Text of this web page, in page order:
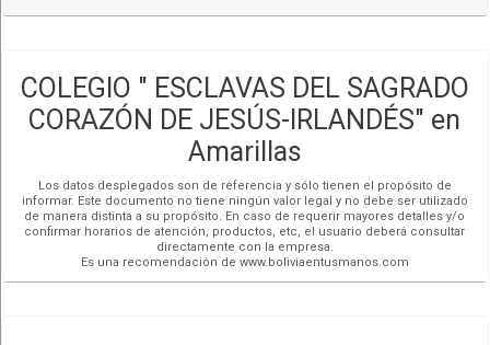
COLEGIO " ESCLAVAS DEL SAGRADO
CORAZÓN DE JESÚS-IRLANDÉS" en
Amarillas
Los datos desplegados son de referencia y sólo tienen el propósito de
informar. Este documento no tiene ningún valor legal y no debe ser utilizado
de manera distinta a su propósito. En caso de requerir mayores detalles y/o
confirmar horarios de atención, productos, etc, el usuario deberá consultar
directamente con la empresa.
Es una recomendación de www.boliviaentusmanos.com